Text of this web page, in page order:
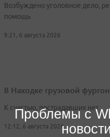
Возбуждено уголовное дело,
помощь
9:21, 6 августа 2026
В Находке грузовой
К счастью, пострадавших нет
12:12, 6 августа 2026
Проблемы с